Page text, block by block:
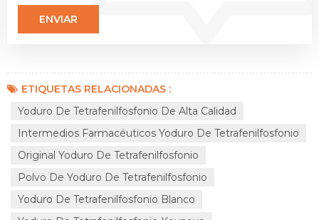
ETIQUETAS RELACIONADAS :
Yoduro De Tetrafenilfosfonio De Alta Calidad
Intermedios Farmacéuticos Yoduro De Tetrafenilfosfonio
Original Yoduro De Tetrafenilfosfonio
Polvo De Yoduro De Tetrafenilfosfonio
Yoduro De Tetrafenilfosfonio Blanco